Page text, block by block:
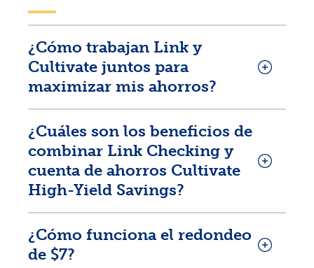
¿Cómo trabajan Link y
Cultivate juntos para
maximizar mis ahorros?
¿Cuáles son los beneficios de
combinar Link Checking y
cuenta de ahorros Cultivate
High-Yield Savings?
¿Cómo funciona el redondeo
de $7?